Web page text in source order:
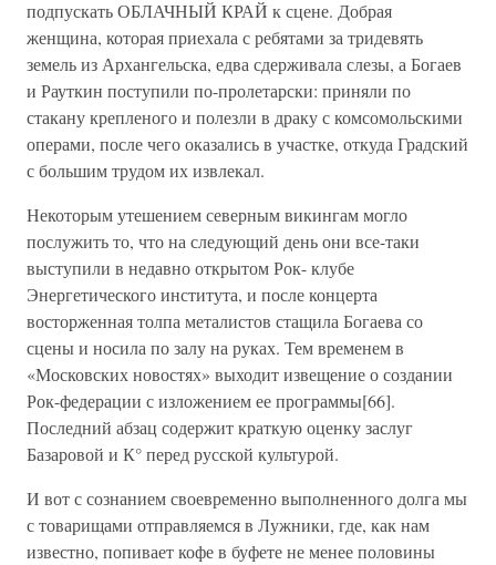
подпускать ОБЛАЧНЫЙ КРАЙ к сцене. Добрая
женщина, которая приехала с ребятами за тридевять
земель из Архангельска, едва сдерживала слезы, а Богаев
и Рауткин поступили по-пролетарски: приняли по
стакану крепленого и полезли в драку с комсомольскими
операми, после чего оказались в участке, откуда Градский
с большим трудом их извлекал.
Некоторым утешением северным викингам могло
послужить то, что на следующий день они все-таки
выступили в недавно открытом Рок- клубе
Энергетического института, и после концерта
восторженная толпа металистов стащила Богаева со
сцены и носила по залу на руках. Тем временем в
«Московских новостях» выходит извещение о создании
Рок-федерации с изложением ее программы[66].
Последний абзац содержит краткую оценку заслуг
Базаровой и К° перед русской культурой.
И вот с сознанием своевременно выполненного долга мы
с товарищами отправляемся в Лужники, где, как нам
известно, попивает кофе в буфете не менее половины